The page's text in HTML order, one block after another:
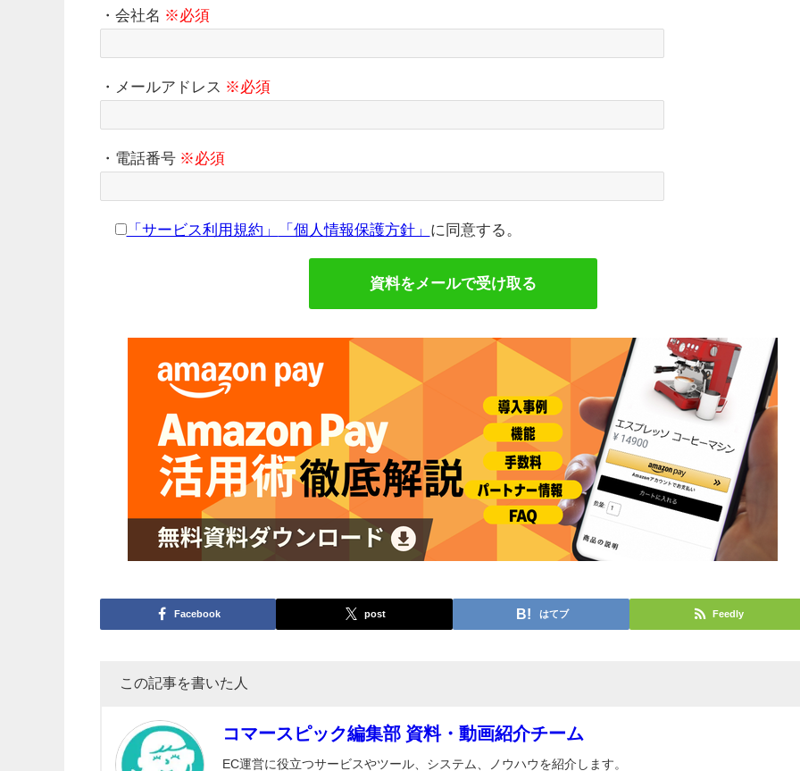
・会社名 ※必須
・メールアドレス ※必須
・電話番号 ※必須
「サービス利用規約」 「個人情報保護方針」 に同意する。
Facebook post はてブ Feedly
この記事を書いた人
コマースピック編集部 資料・動画紹介チーム
EC運営に役立つサービスやツール、システム、ノウハウを紹介します。